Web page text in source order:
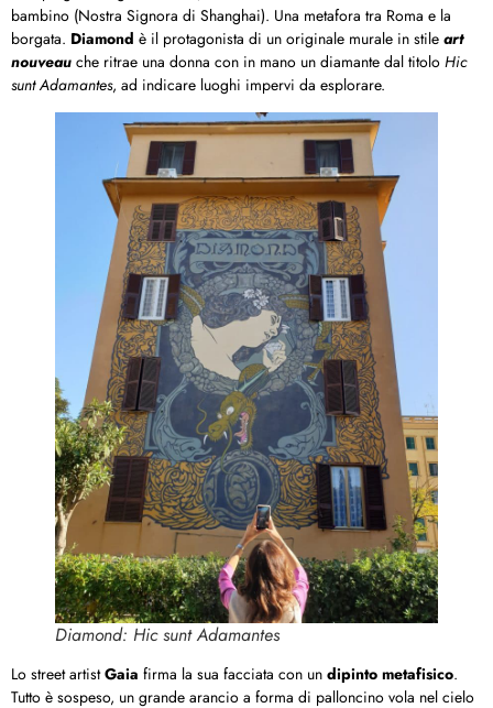
bambino (Nostra Signora di Shanghai). Una metafora tra Roma e la
borgata. Diamond è il protagonista di un originale murale in stile art
nouveau che ritrae una donna con in mano un diamante dal titolo Hic
sunt Adamantes, ad indicare luoghi impervi da esplorare.
Diamond: Hic sunt Adamantes
Lo street artistGaia firma la sua facciata con un dipinto metafisico.
Tutto è sospeso, un grande arancio a forma di palloncino vola nel cielo